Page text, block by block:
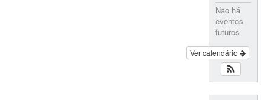
Não há
eventos
futuros
Ver calendário